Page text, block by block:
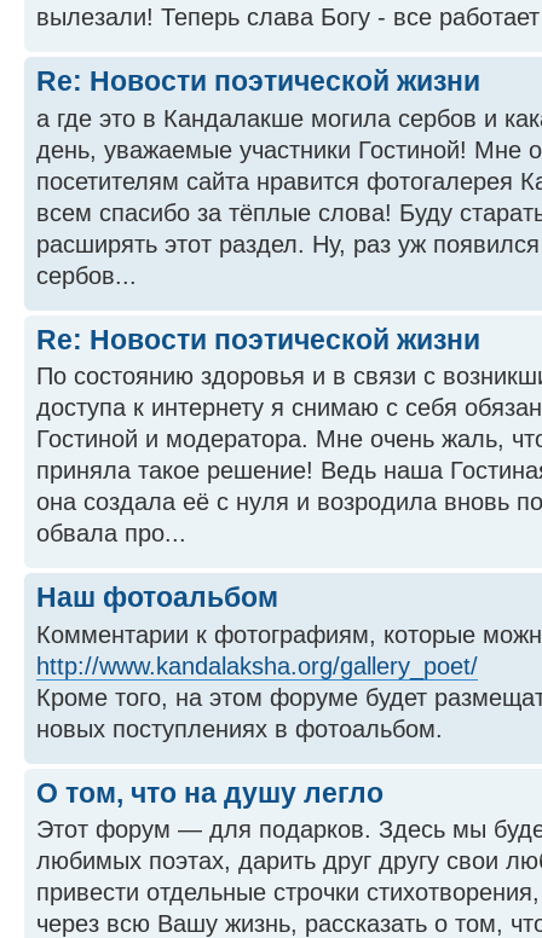
вылезали! Теперь слава Богу - все
Re: Новости поэтической жизни
а где это в Кандалакше могила сербов и
день, уважаемые участники Гостиной! Мне
посетителям сайта нравится фотогалерея
всем спасибо за тёплые слова! Буду
расширять этот раздел. Ну, раз уж
сербов...
Re: Новости поэтической жизни
По состоянию здоровья и в связи с
доступа к интернету я снимаю с себя
Гостиной и модератора. Мне очень жаль,
приняла такое решение! Ведь наша
она создала её с нуля и возродила вновь
обвала про...
Наш фотоальбом
Комментарии к фотографиям, которые
http://www.kandalaksha.org/gallery_poet/
Кроме того, на этом форуме будет
новых поступлениях в фотоальбом.
О том, что на душу легло
Этот форум — для подарков. Здесь мы
любимых поэтах, дарить друг другу свои
привести отдельные строчки
через всю Вашу жизнь, рассказать о том,